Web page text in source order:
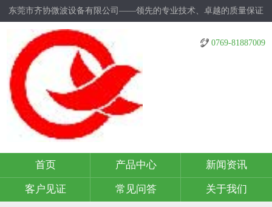
东莞市齐协微波设备有限公司——领先的专业技术、卓越的质量保证
0769-81887009
首页 产品中心 新闻资讯
客户见证 常见问答 关于我们